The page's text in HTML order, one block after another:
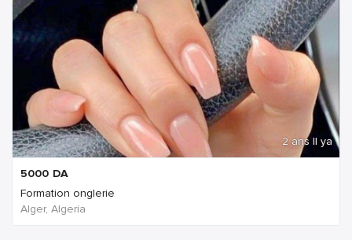
2 ans Il ya
5000 DA
Formation onglerie
Alger, Algeria